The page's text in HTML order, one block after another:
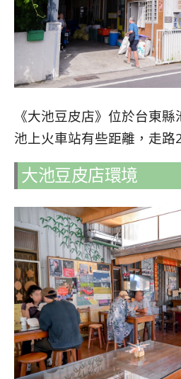
《大池豆皮店》位於台東
池上火車站有些距離，走
大池豆皮店環境